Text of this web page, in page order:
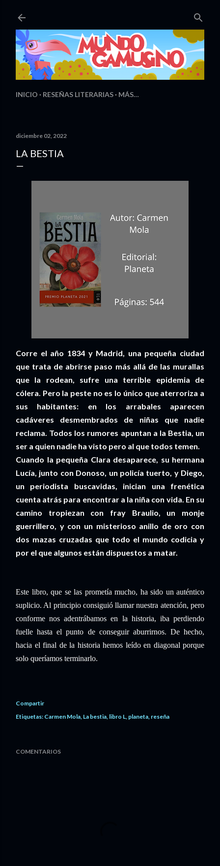
INICIO RESEÑAS LITERARIAS MÁS…
diciembre 02, 2022
LA BESTIA
Corre el año 1834 y Madrid, una pequeña ciudad
que trata de abrirse paso más allá de las murallas
que la rodean, sufre una terrible epidemia de
cólera. Pero la peste no es lo único que aterroriza a
sus habitantes: en los arrabales aparecen
cadáveres desmembrados de niñas que nadie
reclama. Todos los rumores apuntan a la Bestia, un
ser a quien nadie ha visto pero al que todos temen.
Cuando la pequeña Clara desaparece, su hermana
Lucía, junto con Donoso, un policía tuerto, y Diego,
un periodista buscavidas, inician una frenética
cuenta atrás para encontrar a la niña con vida. En su
camino tropiezan con fray Braulio, un monje
guerrillero, y con un misterioso anillo de oro con
dos mazas cruzadas que todo el mundo codicia y
por el que algunos están dispuestos a matar.
Este libro, que se las prometía mucho, ha sido un auténtico
suplicio. Al principio consiguió llamar nuestra atención, pero
conforme nos adentrábamos en la historia, iba perdiendo
fuelle hasta el punto de conseguir aburrirnos. De hecho,
hacia el final de la historia hemos leído en diagonal porque
solo queríamos terminarlo.
Compartir
Etiquetas: Carmen Mola La bestia libro L planeta reseña
COMENTARIOS